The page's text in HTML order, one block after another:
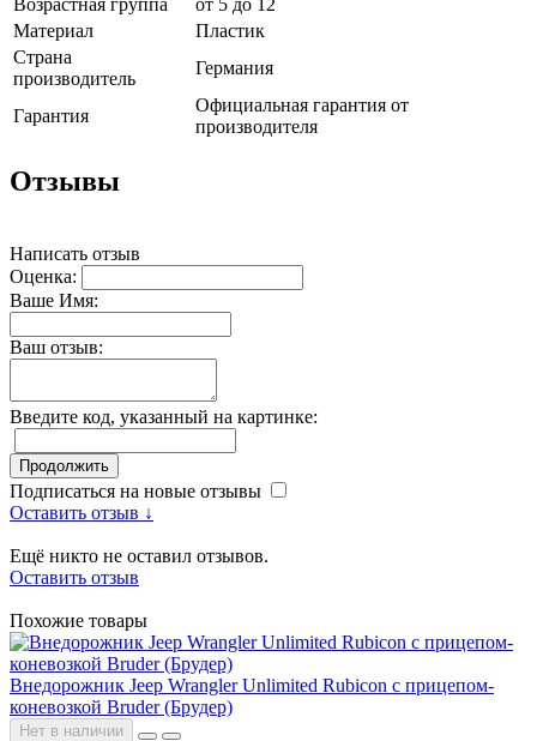
Материал
Пластик
Страна
производитель
Германия
Гарантия
Официальная гарантия от
производителя
Отзывы
Написать отзыв
Оценка:
Ваше Имя:
Ваш отзыв:
Введите код, указанный на картинке:
Продолжить
Подписаться на новые отзывы
Оставить отзыв ↓
Ещё никто не оставил отзывов.
Оставить отзыв
Похожие товары
Внедорожник Jeep Wrangler Unlimited Rubicon c прицепом-
коневозкой Bruder (Брудер)
Нет в наличии